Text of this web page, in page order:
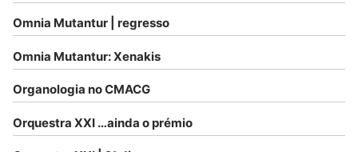
Omnia Mutantur | regresso
Omnia Mutantur: Xenakis
Organologia no CMACG
Orquestra XXI …ainda o prémio